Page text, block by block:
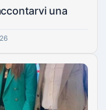
una